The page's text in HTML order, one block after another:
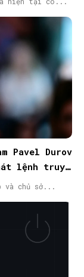
Pavel Durov
lệnh truy
và chủ sở...